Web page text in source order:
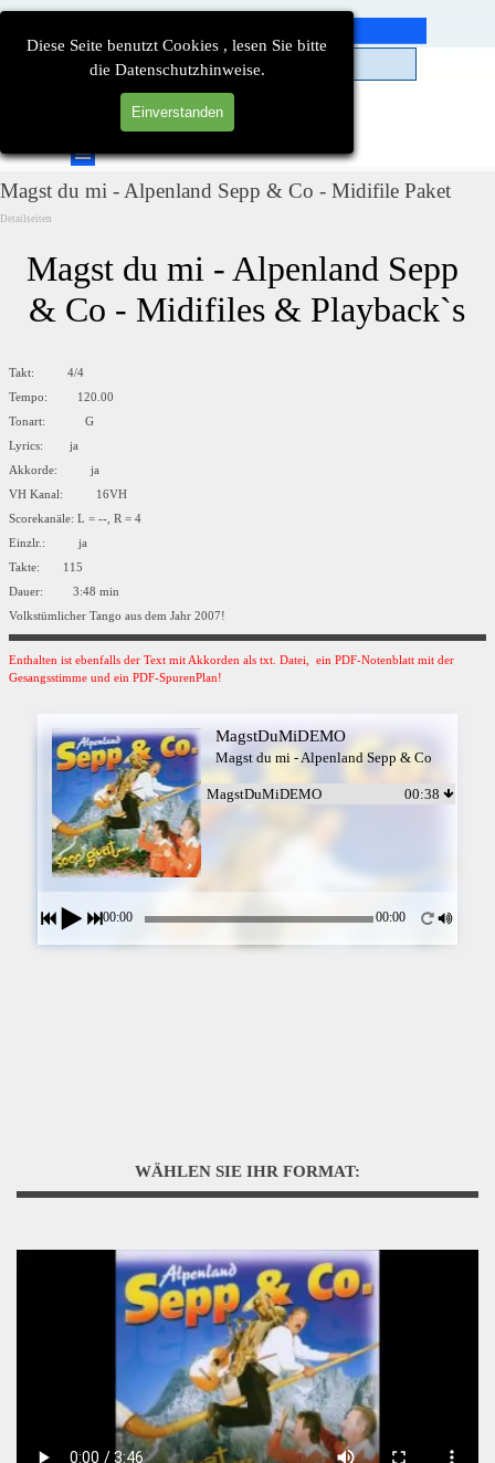
Diese Seite benutzt Cookies , lesen Sie bitte
die Datenschutzhinweise.
Einverstanden
Direkt zum Seiteninhalt
Menü überspringen
Magst du mi - Alpenland Sepp & Co - Midifile Paket
Detailseiten
Magst du mi - Alpenland Sepp
& Co - Midifiles & Playback`s
Takt: 4/4
Tempo: 120.00
Tonart: G
Lyrics: ja
Akkorde: ja
VH Kanal: 16VH
Scorekanäle: L = --, R = 4
Einzlr.: ja
Takte: 115
Dauer: 3:48 min
Volkstümlicher Tango aus dem Jahr 2007!
Enthalten ist ebenfalls der Text mit Akkorden als txt. Datei, ein PDF-Notenblatt mit der
Gesangsstimme und ein PDF-SpurenPlan!
MagstDuMiDEMO
Magst du mi - Alpenland Sepp & Co
MagstDuMiDEMO 00:38
00:00 00:00
WÄHLEN SIE IHR FORMAT: